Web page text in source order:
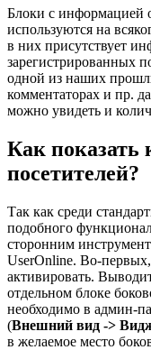
Блоки с информацией
используются на
в них присутствует
зарегистрированных
одной из наших
комментаторах и пр.
можно увидеть и
Как показать
посетителей?
Так как среди
подобного
сторонним
UserOnline. Во-первых,
активировать.
отдельном блоке
необходимо в админ-
(Внешний вид ->
в желаемое место